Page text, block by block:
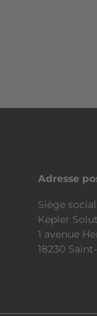
Adresse
Siège social
Kepler
1 avenue
18230